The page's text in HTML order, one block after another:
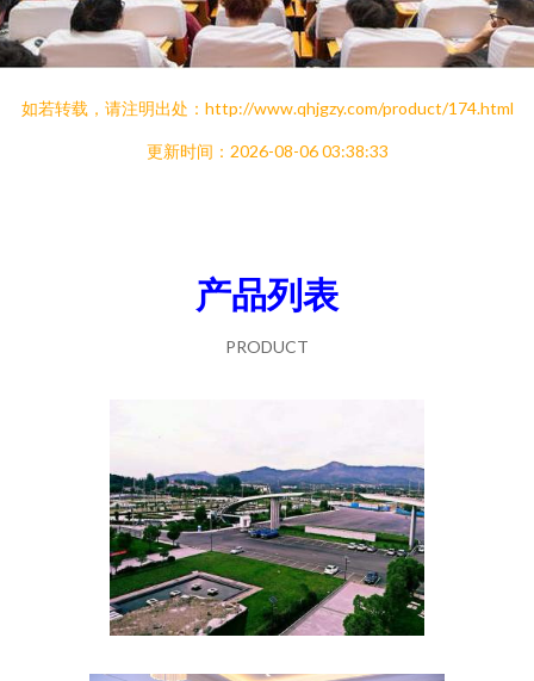
如若转载，请注明出处：http://www.qhjgzy.com/product/174.html
更新时间：2026-08-06 03:38:33
产品列表
PRODUCT